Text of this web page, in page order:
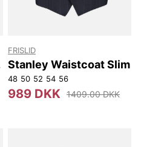
FRISLID
Stanley Waistcoat Slim
48 50 52 54 56
989 DKK 1409.00 DKK